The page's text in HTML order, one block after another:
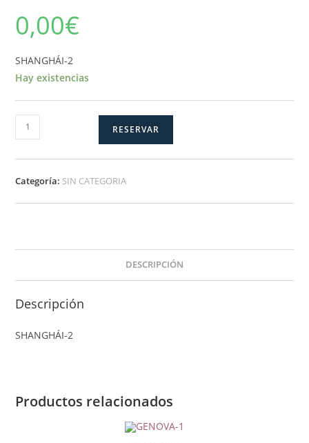
0,00€
SHANGHÁI-2
Hay existencias
SHANGHÁI-
2
cantidad
RESERVAR
Categoría: SIN CATEGORIA
DESCRIPCIÓN
Descripción
SHANGHÁI-2
Productos relacionados